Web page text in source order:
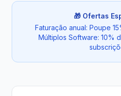
🎁 Ofertas
Faturação anual: Poupe
Múltiplos Software: 10%